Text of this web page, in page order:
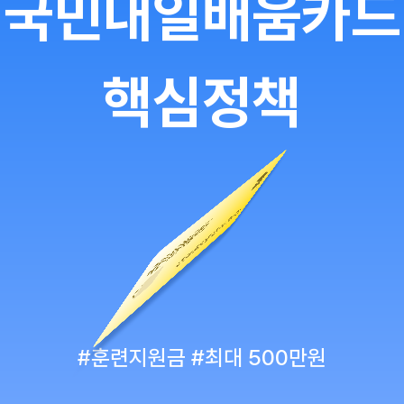
국민내일배움카드
핵심정책
드
1234 5678 1234 5678
#훈련지원금 #최대 500만원